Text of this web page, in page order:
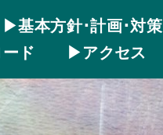
▶基本方針･計画･対策
ード
▶アクセス